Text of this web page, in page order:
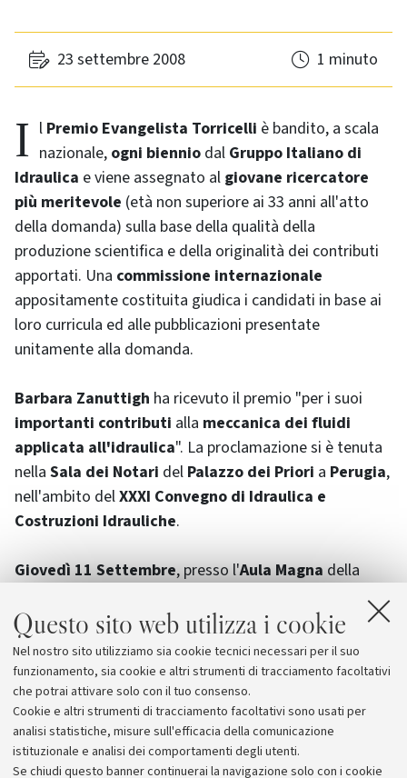
Questo sito web utilizza i cookie
Nel nostro sito utilizziamo sia cookie tecnici necessari per il suo
funzionamento, sia cookie e altri strumenti di tracciamento facoltativi
che potrai attivare solo con il tuo consenso.
Cookie e altri strumenti di tracciamento facoltativi sono usati per
analisi statistiche, misure sull'efficacia della comunicazione
istituzionale e analisi dei comportamenti degli utenti.
Se chiudi questo banner continuerai la navigazione solo con i cookie
23 settembre 2008 1 minuto
Il Premio Evangelista Torricelli è bandito, a scala
nazionale, ogni biennio dal Gruppo Italiano di
Idraulica e viene assegnato al giovane ricercatore
più meritevole (età non superiore ai 33 anni all'atto
della domanda) sulla base della qualità della
produzione scientifica e della originalità dei contributi
apportati. Una commissione internazionale
appositamente costituita giudica i candidati in base ai
loro curricula ed alle pubblicazioni presentate
unitamente alla domanda.
Barbara Zanuttigh ha ricevuto il premio "per i suoi
importanti contributi alla meccanica dei fluidi
applicata all'idraulica". La proclamazione si è tenuta
nella Sala dei Notari del Palazzo dei Priori a Perugia,
nell'ambito delXXXI Convegno di Idraulica e
Costruzioni Idrauliche.
Giovedì 11 Settembre, presso l'Aula Magna della
tenuto una lecturedal titolo "Onde a fronte ripido in
canali e spiagge" inerente le tematiche di ricerca
affrontate nei suoi dieci anni di attività universitaria
post-laurea.